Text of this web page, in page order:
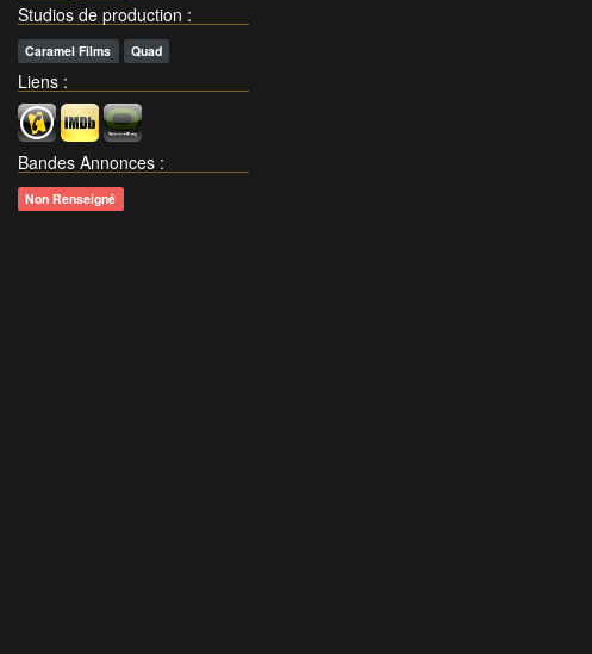
Studios de production :
Caramel Films Quad
Liens :
Bandes Annonces :
Non Renseigné